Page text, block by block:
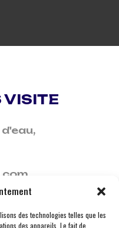
des technologies telles que les
des appareils. Le fait de
VISITE